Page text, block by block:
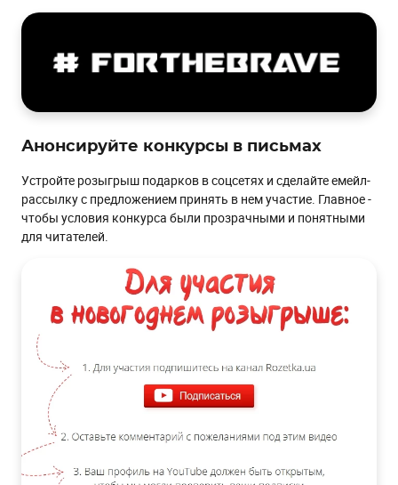
Анонсируйте конкурсы в письмах
Устройте розыгрыш подарков в соцсетях и сделайте емейл-
рассылку с предложением принять в нем участие. Главное -
чтобы условия конкурса были прозрачными и понятными
для читателей.